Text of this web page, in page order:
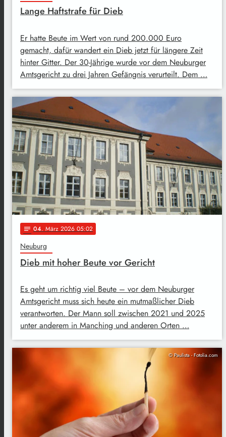
Lange Haftstrafe für Dieb
Er hatte Beute im Wert von rund 200.000 Euro
gemacht, dafür wandert ein Dieb jetzt für längere Zeit
hinter Gitter. Der 30-Jährige wurde vor dem Neuburger
Amtsgericht zu drei Jahren Gefängnis verurteilt. Dem …
notes 04. März 2026 05:02
Neuburg
Dieb mit hoher Beute vor Gericht
Es geht um richtig viel Beute – vor dem Neuburger
Amtsgericht muss sich heute ein mutmaßlicher Dieb
verantworten. Der Mann soll zwischen 2021 und 2025
unter anderem in Manching und anderen Orten …
© Paulista - Fotolia.com